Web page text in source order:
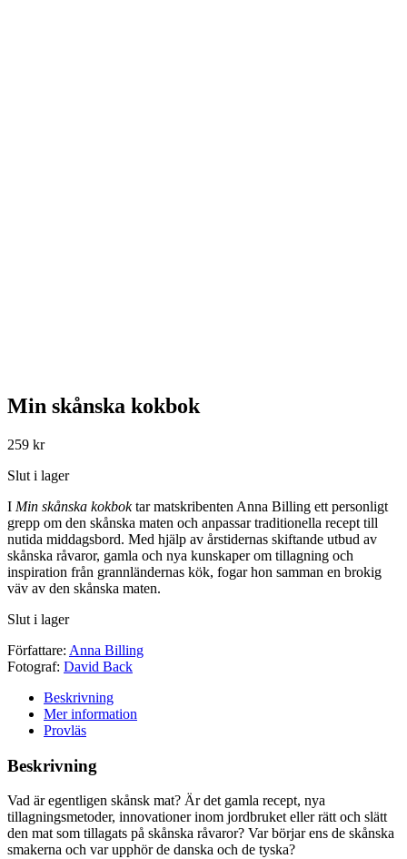
Min skånska kokbok
259 kr
Slut i lager
I Min skånska kokboktar matskribenten Anna Billing ett personligt
grepp om den skånska maten och anpassar traditionella recept till
nutida middagsbord. Med hjälp av årstidernas skiftande utbud av
skånska råvaror, gamla och nya kunskaper om tillagning och
inspiration från grannländernas kök, fogar hon samman en brokig
väv av den skånska maten.
Slut i lager
Författare: Anna Billing
Fotograf: David Back
Beskrivning
Mer information
Provläs
Beskrivning
Vad är egentligen skånsk mat? Är det gamla recept, nya
tillagningsmetoder, innovationer inom jordbruket eller rätt och slätt
den mat som tillagats på skånska råvaror? Var börjar ens de skånska
smakerna och var upphör de danska och de tyska?